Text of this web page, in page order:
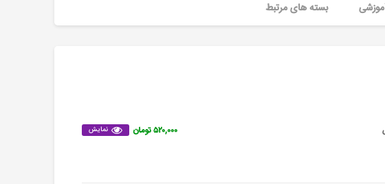
بسته های مرتبط
نمایش ۵۲۰,۰۰۰ تومان